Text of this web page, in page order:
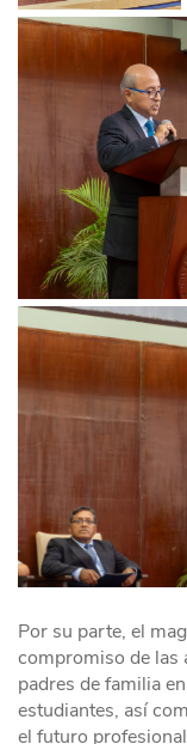
Por su parte, el
compromiso de las
padres de familia
estudiantes, así
el futuro